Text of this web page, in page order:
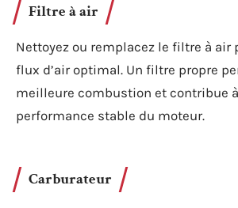
Filtre à air
Nettoyez ou remplacez le filtre à air
flux d’air optimal. Un filtre propre
meilleure combustion et contribue
performance stable du moteur.
Carburateur